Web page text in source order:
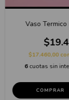
Vaso
$17.460,00
6 cuotas sin
COMPRAR